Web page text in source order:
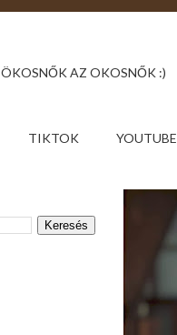
ÖKOSNŐK AZ OKOSNŐK :)
TIKTOK YOUTUBE